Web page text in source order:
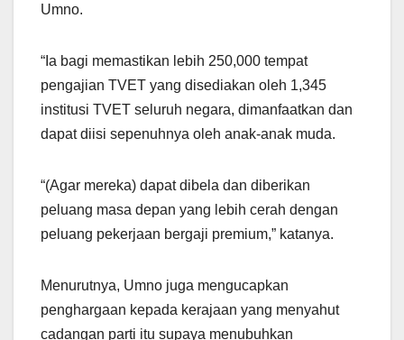
Umno.
“Ia bagi memastikan lebih 250,000 tempat
pengajian TVET yang disediakan oleh 1,345
institusi TVET seluruh negara, dimanfaatkan dan
dapat diisi sepenuhnya oleh anak-anak muda.
“(Agar mereka) dapat dibela dan diberikan
peluang masa depan yang lebih cerah dengan
peluang pekerjaan bergaji premium,” katanya.
Menurutnya, Umno juga mengucapkan
penghargaan kepada kerajaan yang menyahut
cadangan parti itu supaya menubuhkan